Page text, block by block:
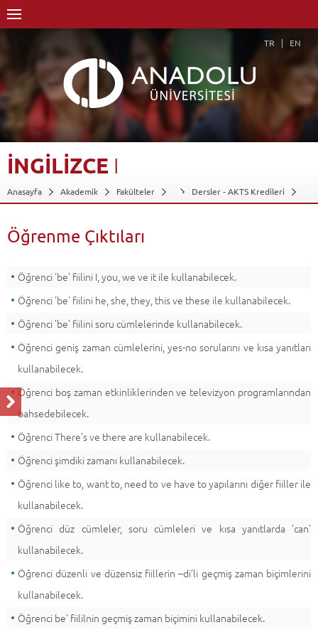
TR EN
İNGİLİZCE I
Anasayfa Akademik Fakülteler
Dersler - AKTS Kredileri
Öğrenme Çıktıları
Öğrenci 'be' fiilini I, you, we ve it ile kullanabilecek.
Öğrenci 'be' fiilini he, she, they, this ve these ile kullanabilecek.
Öğrenci 'be' fiilini soru cümlelerinde kullanabilecek.
Öğrenci geniş zaman cümlelerini, yes-no sorularını ve kısa yanıtları
kullanabilecek.
Öğrenci boş zaman etkinliklerinden ve televizyon programlarından
bahsedebilecek.
Öğrenci There’s ve there are kullanabilecek.
Öğrenci şimdiki zamanı kullanabilecek.
Öğrenci like to, want to, need to ve have to yapılarını diğer fiiller ile
kullanabilecek.
Öğrenci düz cümleler, soru cümleleri ve kısa yanıtlarda 'can'
kullanabilecek.
Öğrenci düzenli ve düzensiz fiillerin –di’li geçmiş zaman biçimlerini
kullanabilecek.
Öğrenci be’ fiililnin geçmiş zaman biçimini kullanabilecek.